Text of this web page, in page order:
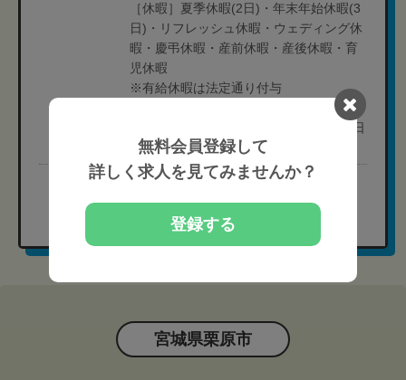
［休暇］夏季休暇(2日)・年末年始休暇(3
日)・リフレッシュ休暇・ウェディング休
暇・慶弔休暇・産前休暇・産後休暇・育
児休暇
※有給休暇は法定通り付与
［年間休日］106日前後（4週8休選択
時）、118日前後（4週9休選択時）160日
前後(週休3日選択時)
現在の募集要項を確認する
宮城県栗原市
無料会員登録して
詳しく求人を見てみませんか？
登録する